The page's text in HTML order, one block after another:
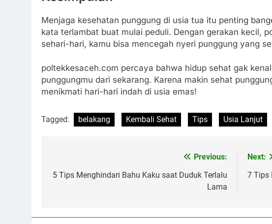
Menjaga kesehatan punggung di usia tua itu penting
kata terlambat buat mulai peduli. Dengan gerakan kecil,
sehari-hari, kamu bisa mencegah nyeri punggung yang
poltekkesaceh.com percaya bahwa hidup sehat gak
punggungmu dari sekarang. Karena makin sehat
menikmati hari-hari indah di usia emas!
Tagged: belakang Kembali Sehat Tips Usia Lanjut
pos
Previous:
5 Tips Menghindari Bahu Kaku saat Duduk Terlalu
Lama
Next:
7 Tips